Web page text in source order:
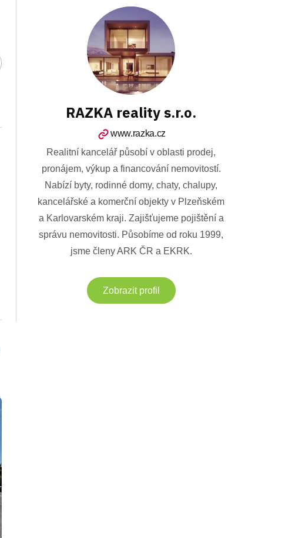
RAZKA reality s.r.o.
www.razka.cz
Realitní kancelář působí v oblasti prodej,
pronájem, výkup a financování nemovitostí.
Nabízí byty, rodinné domy, chaty, chalupy,
kancelářské a komerční objekty v Plzeňském
a Karlovarském kraji. Zajišťujeme pojištění a
správu nemovitosti. Působíme od roku 1999,
jsme členy ARK ČR a EKRK.
Zobrazit profil